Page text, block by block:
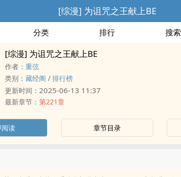
[综漫] 为诅咒之王献上BE
分类 排行 搜索
[综漫] 为诅咒之王献上BE
作者： 重弦
类别： 藏经阁 / 排行榜
更新时间： 2025-06-13 11:37
最新章节： 第221章
阅读 章节目录